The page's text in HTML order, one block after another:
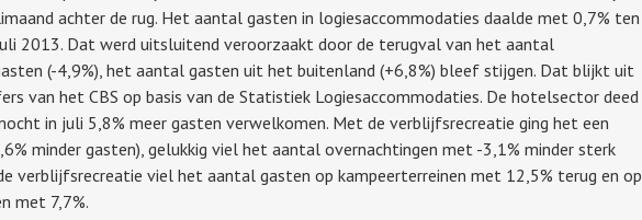
achter de rug. Het aantal gasten in logiesaccommodaties daalde met 0,7% ten
2013. Dat werd uitsluitend veroorzaakt door de terugval van het aantal
(-4,9%), het aantal gasten uit het buitenland (+6,8%) bleef stijgen. Dat blijkt uit
van het CBS op basis van de Statistiek Logiesaccommodaties. De hotelsector deed
in juli 5,8% meer gasten verwelkomen. Met de verblijfsrecreatie ging het een
minder gasten), gelukkig viel het aantal overnachtingen met -3,1% minder sterk
verblijfsrecreatie viel het aantal gasten op kampeerterreinen met 12,5% terug en op
met 7,7%.